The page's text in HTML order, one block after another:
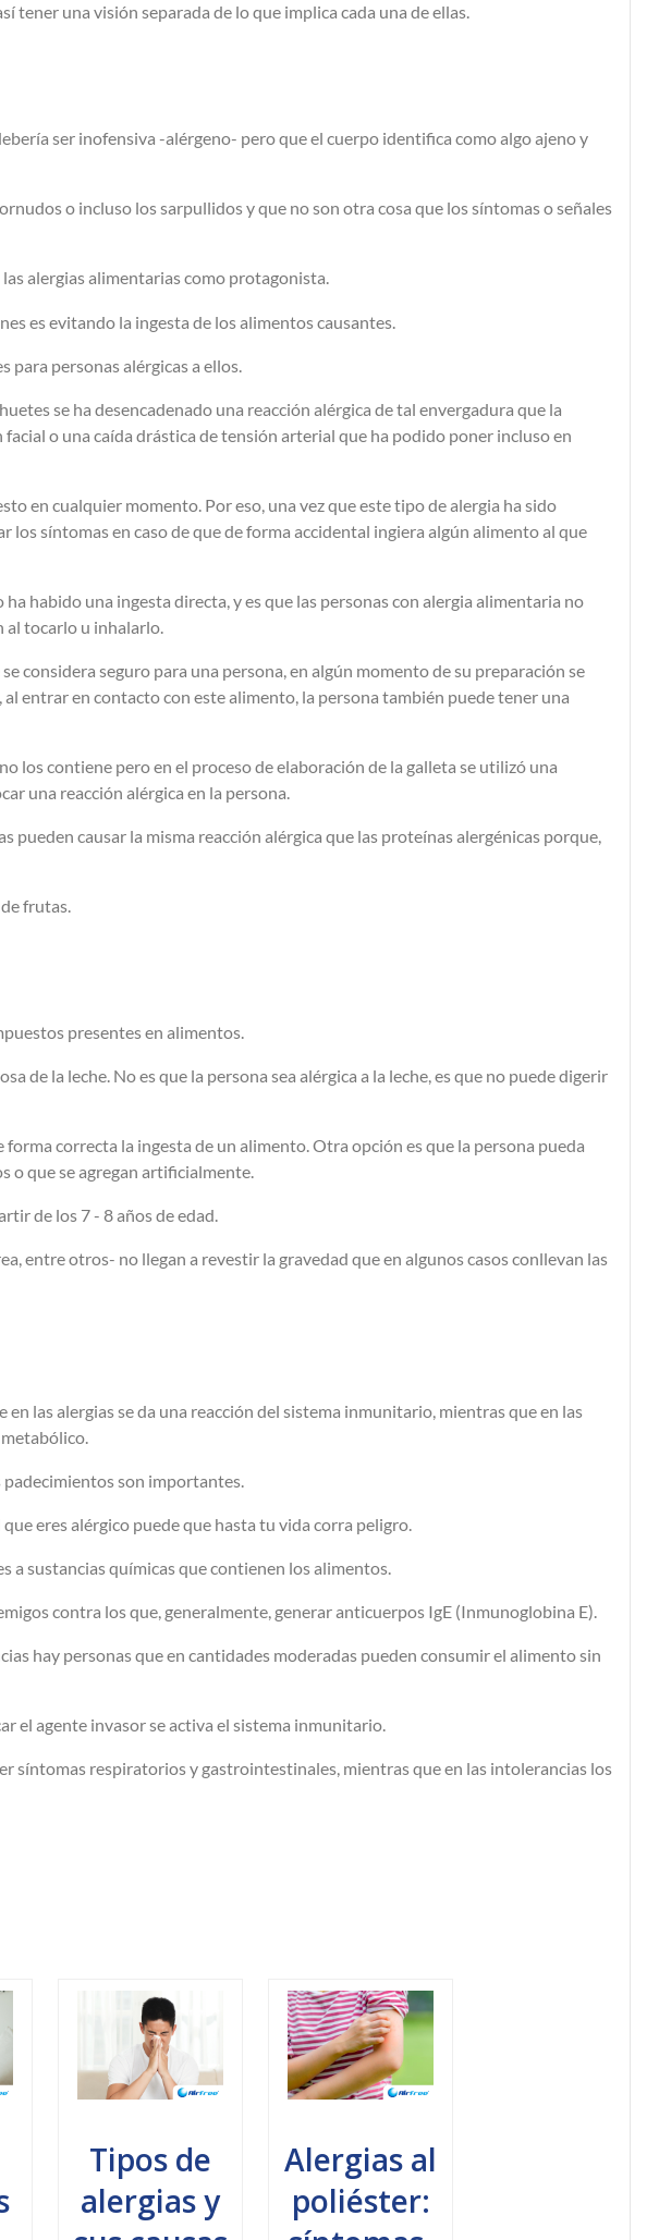
una visión separada de lo que implica cada una de ellas.
ser inofensiva -alérgeno- pero que el cuerpo identifica como algo ajeno y
o incluso los sarpullidos y que no son otra cosa que los síntomas o señales
las alergias alimentarias como protagonista.
es evitando la ingesta de los alimentos causantes.
para personas alérgicas a ellos.
se ha desencadenado una reacción alérgica de tal envergadura que la
o una caída drástica de tensión arterial que ha podido poner incluso en
en cualquier momento. Por eso, una vez que este tipo de alergia ha sido
síntomas en caso de que de forma accidental ingiera algún alimento al que
habido una ingesta directa, y es que las personas con alergia alimentaria no
al tocarlo u inhalarlo.
considera seguro para una persona, en algún momento de su preparación se
entrar en contacto con este alimento, la persona también puede tener una
los contiene pero en el proceso de elaboración de la galleta se utilizó una
una reacción alérgica en la persona.
causar la misma reacción alérgica que las proteínas alergénicas porque,
frutas.
presentes en alimentos.
de la leche. No es que la persona sea alérgica a la leche, es que no puede digerir
correcta la ingesta de un alimento. Otra opción es que la persona pueda
o que se agregan artificialmente.
de los 7 - 8 años de edad.
entre otros- no llegan a revestir la gravedad que en algunos casos conllevan las
las alergias se da una reacción del sistema inmunitario, mientras que en las
padecimientos son importantes.
eres alérgico puede que hasta tu vida corra peligro.
a sustancias químicas que contienen los alimentos.
contra los que, generalmente, generar anticuerpos IgE (Inmunoglobina E).
hay personas que en cantidades moderadas pueden consumir el alimento sin
el agente invasor se activa el sistema inmunitario.
síntomas respiratorios y gastrointestinales, mientras que en las intolerancias los
Tipos de
alergias y
Alergias al
poliéster: